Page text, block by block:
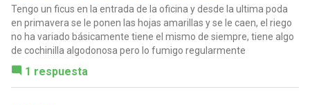
Tengo un ficus en la entrada de la oficina y desde la ultima poda
en primavera se le ponen las hojas amarillas y se le caen, el riego
no ha variado básicamente tiene el mismo de siempre, tiene algo
de cochinilla algodonosa pero lo fumigo regularmente
1 respuesta